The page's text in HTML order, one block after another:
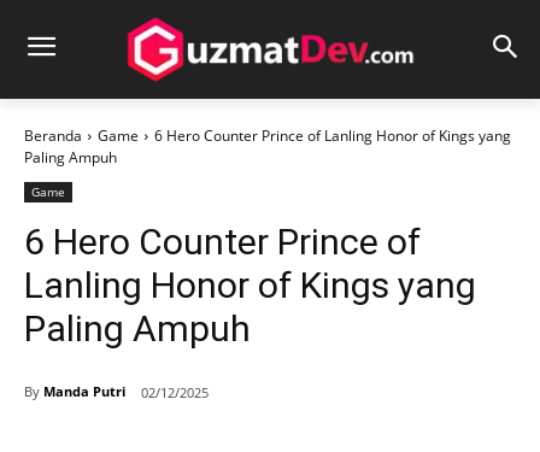
Beranda Game
6 Hero Counter Prince of Lanling Honor of Kings yang
Paling Ampuh
Game
6 Hero Counter Prince of
Lanling Honor of Kings yang
Paling Ampuh
By Manda Putri 02/12/2025